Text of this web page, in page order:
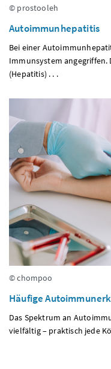
© prostooleh
Autoimmunhepatitis
Bei einer
Immunsystem
(Hepatitis) . . .
© chompoo
Häufige
Das Spektrum an
vielfältig – praktisch jede